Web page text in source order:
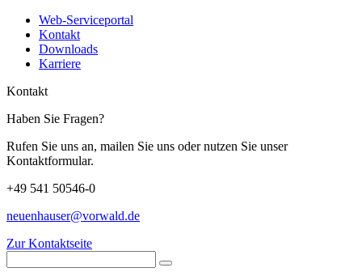
Web-Serviceportal
Kontakt
Downloads
Karriere
Kontakt
Haben Sie Fragen?
Rufen Sie uns an, mailen Sie uns oder nutzen Sie unser
Kontaktformular.
+49 541 50546-0
neuenhauser@vorwald.de
Zur Kontaktseite